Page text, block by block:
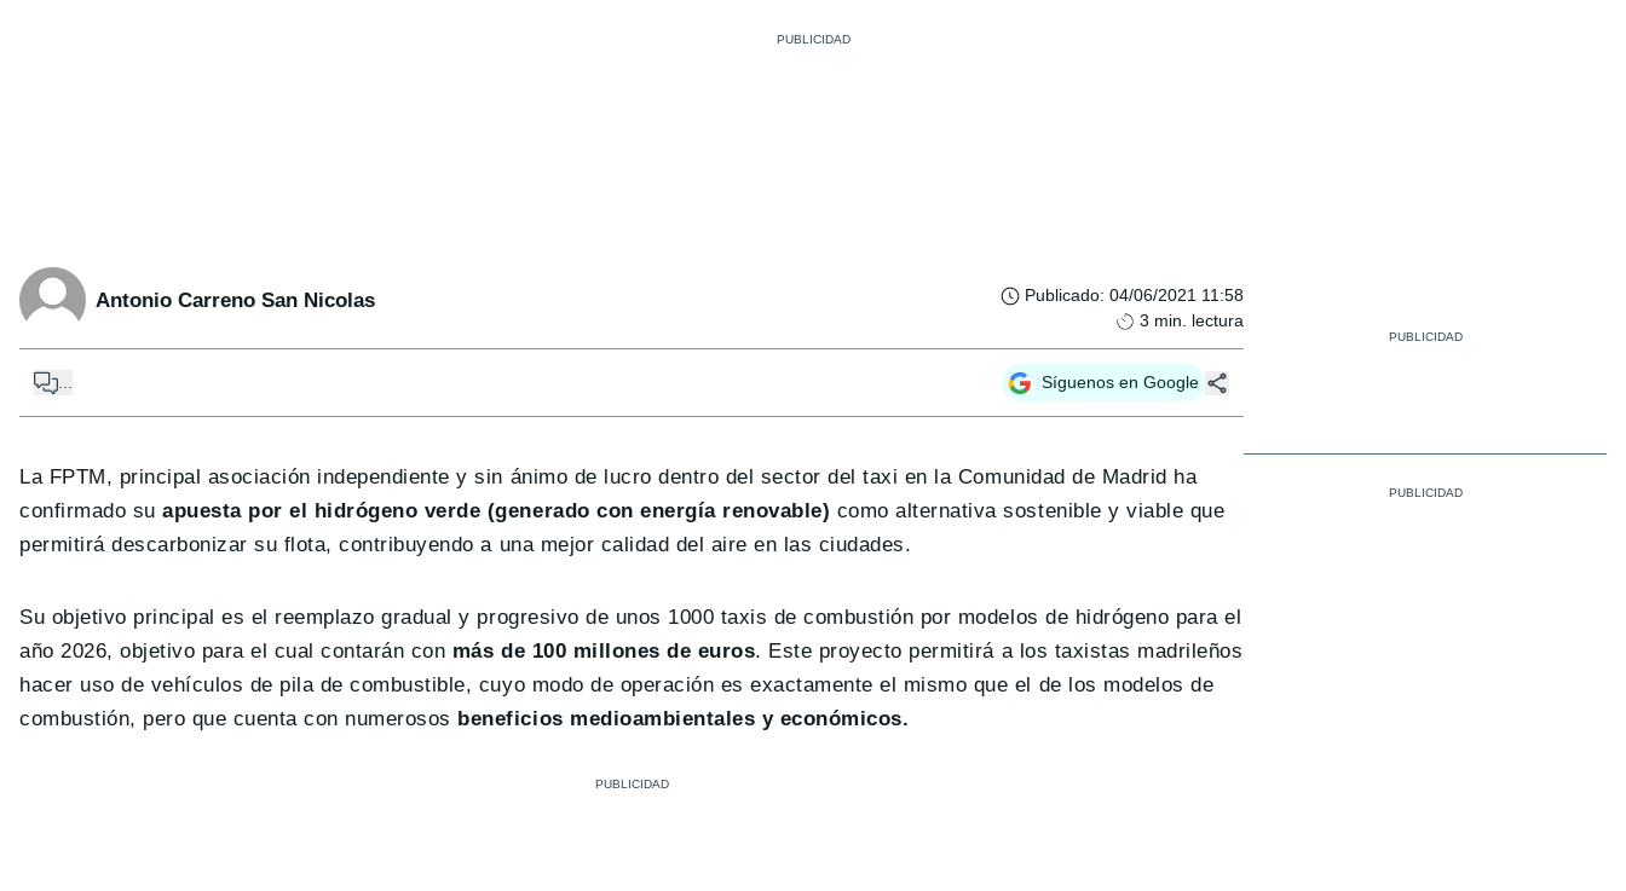
Antonio Carreno San Nicolas Publicado: 04/06/2021 11:58
3 min. lectura
Síguenos en Google
La FPTM, principal asociación independiente y sin ánimo de lucro dentro del sector del taxi en la Comunidad de Madrid ha
confirmado suapuesta por el hidrógeno verde (generado con energía renovable) como alternativa sostenible y viable que
permitirá descarbonizar su flota, contribuyendo a una mejor calidad del aire en las ciudades.
Su objetivo principal es el reemplazo gradual y progresivo de unos 1000 taxis de combustión por modelos de hidrógeno para el
año 2026, objetivo para el cual contarán con más de 100 millones de euros. Este proyecto permitirá a los taxistas madrileños
hacer uso de vehículos de pila de combustible, cuyo modo de operación es exactamente el mismo que el de los modelos de
combustión, pero que cuenta con numerosos beneficios medioambientales y económicos.